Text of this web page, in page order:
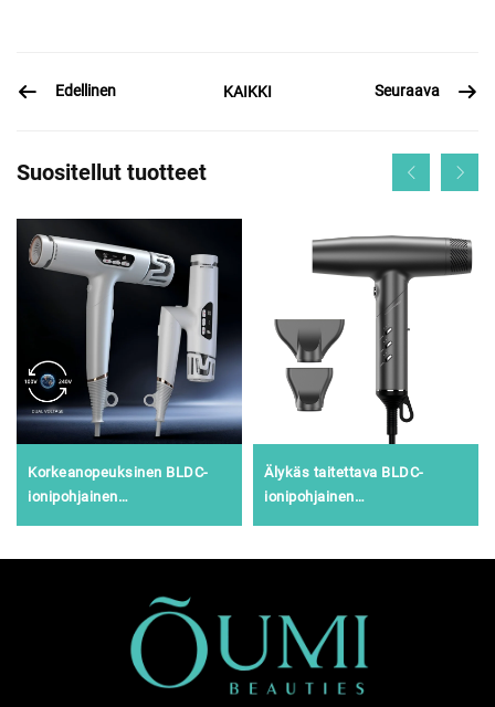
Edellinen KAIKKI Seuraava
Suositellut tuotteet
Korkeanopeuksinen BLDC-
ionipohjainen
Älykäs taitettava BLDC-
ionipohjainen